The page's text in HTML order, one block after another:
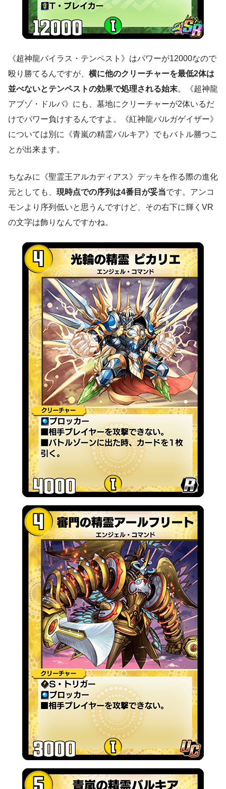
《超神龍バイラス・テンペスト》はパワーが12000なので
殴り勝てるんですが、 横に他のクリーチャーを最低2体は
並べないとテンペストの効果で処理される始末。《超神龍
アブゾ・ドルバ》にも、墓地にクリーチャーが2体いるだ
けでパワー負けするんですよ。《紅神龍バルガゲイザー》
については別に《青嵐の精霊バルキア》でもバトル勝つこ
とが出来ます。
ちなみに《聖霊王アルカディアス》デッキを作る際の進化
元としても、 現時点での序列は4番目が妥当です。アンコ
モンより序列低いと思うんですけど、その右下に輝くVR
の文字は飾りなんですかね。